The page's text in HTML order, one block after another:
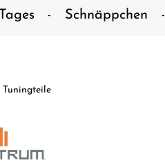
Schnäppchen
Tuningteile